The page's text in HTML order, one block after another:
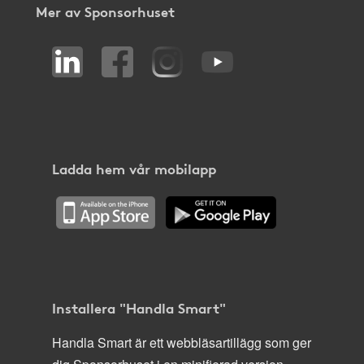
Mer av Sponsorhuset
Ladda hem vår mobilapp
Installera "Handla Smart"
Handla Smart är ett webbläsartillägg som ger